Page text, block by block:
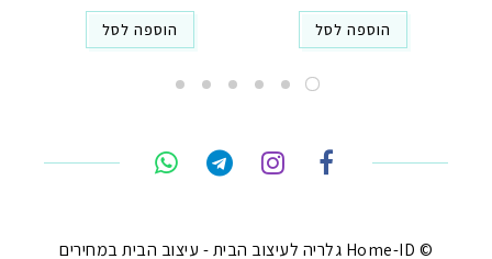
הוספה לסל הוספה לסל
© Home-ID גלריה לעיצוב הבית - עיצוב הבית במחירים